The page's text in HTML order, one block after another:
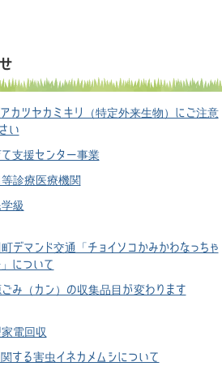
アカツヤカミキリ（特定外来生物）にご注意
い
支援センター事業
診療医療機関
級
デマンド交通「チョイソコかみかわなっちゃ
について
み（カン）の収集品目が変わります
電回収
する害虫イネカメムシについて